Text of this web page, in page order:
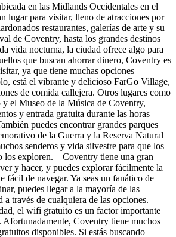
en las Midlands Occidentales en el
lugar para visitar, lleno de atracciones por
restaurantes, galerías de arte y su
de Coventry, hasta los grandes destinos
vida nocturna, la ciudad ofrece algo para
que buscan ahorrar dinero, Coventry es
ya que tiene muchas opciones
está el vibrante y delicioso FarGo Village,
de comida callejera. Otros lugares como
y el Museo de la Música de Coventry,
y entrada gratuita durante las horas
puedes encontrar grandes parques
de la Guerra y la Reserva Natural
senderos y vida silvestre para que los
los exploren. Coventry tiene una gran
y hacer, y puedes explorar fácilmente la
fácil de navegar. Ya seas un fanático de
puedes llegar a la mayoría de las
a través de cualquiera de las opciones.
el wifi gratuito es un factor importante
Afortunadamente, Coventry tiene muchos
disponibles. Si estás buscando